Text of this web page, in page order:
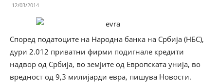
12/03/2014
Според податоците на Народна банка на Србија (НБС),
дури 2.012 приватни фирми подигнале кредити
надвор од Србија, во земјите од Европската унија, во
вредност од 9,3 милијарди евра, пишува Новости.